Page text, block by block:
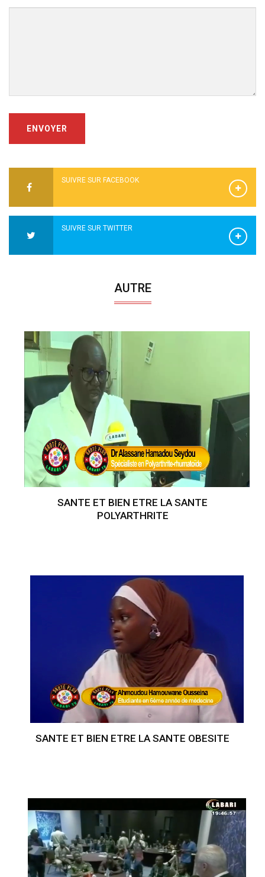
ENVOYER
SUIVRE SUR FACEBOOK
SUIVRE SUR TWITTER
AUTRE
SANTE ET BIEN ETRE LA SANTE
POLYARTHRITE
SANTE ET BIEN ETRE LA SANTE OBESITE